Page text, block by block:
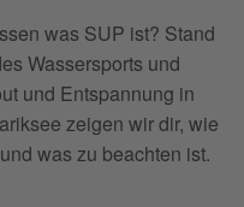
was SUP ist? Stand
Wassersports und
und Entspannung in
zeigen wir dir, wie
was zu beachten ist.